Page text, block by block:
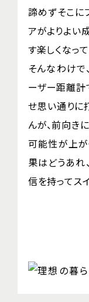
諦めずそこに
アがよりよい
す楽しくなって
そんなわけで
ーザー距離計
せ思い通りに
んが、前向き
可能性が上が
果はどうあれ
信を持ってス